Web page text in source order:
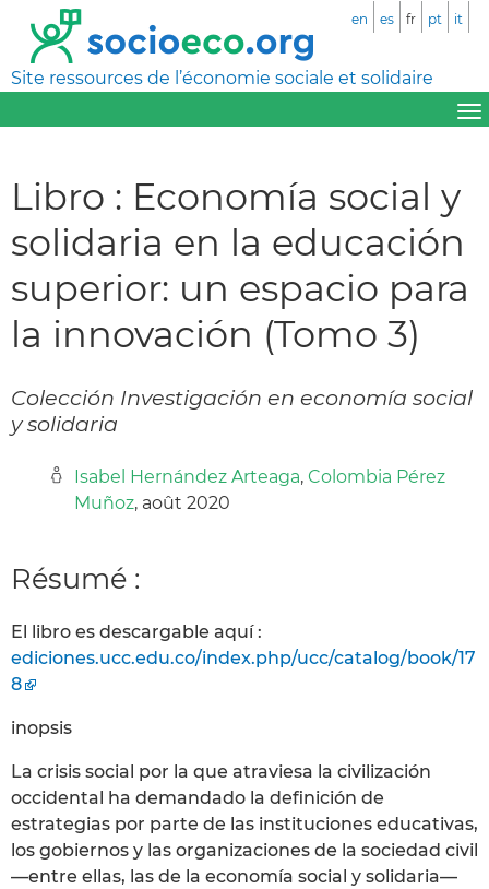
Site ressources de l’économie sociale et solidaire
en es fr pt it
Libro : Economía social y
solidaria en la educación
superior: un espacio para
la innovación (Tomo 3)
Colección Investigación en economía social
y solidaria
Isabel Hernández Arteaga, Colombia Pérez
Muñoz, août 2020
Résumé :
El libro es descargable aquí :
ediciones.ucc.edu.co/index.php/ucc/catalog/book/17
8
inopsis
La crisis social por la que atraviesa la civilización
occidental ha demandado la definición de
estrategias por parte de las instituciones educativas,
los gobiernos y las organizaciones de la sociedad civil
—entre ellas, las de la economía social y solidaria—